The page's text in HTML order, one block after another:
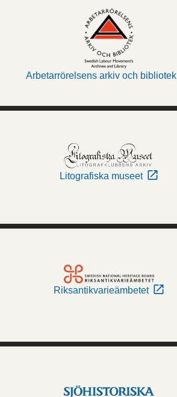
Arbetarrörelsens arkiv och bibliotek
Litografiska museet
Riksantikvarieämbetet